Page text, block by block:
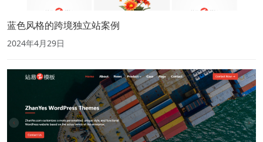
蓝色风格的跨境独立站案例
2024年4月29日